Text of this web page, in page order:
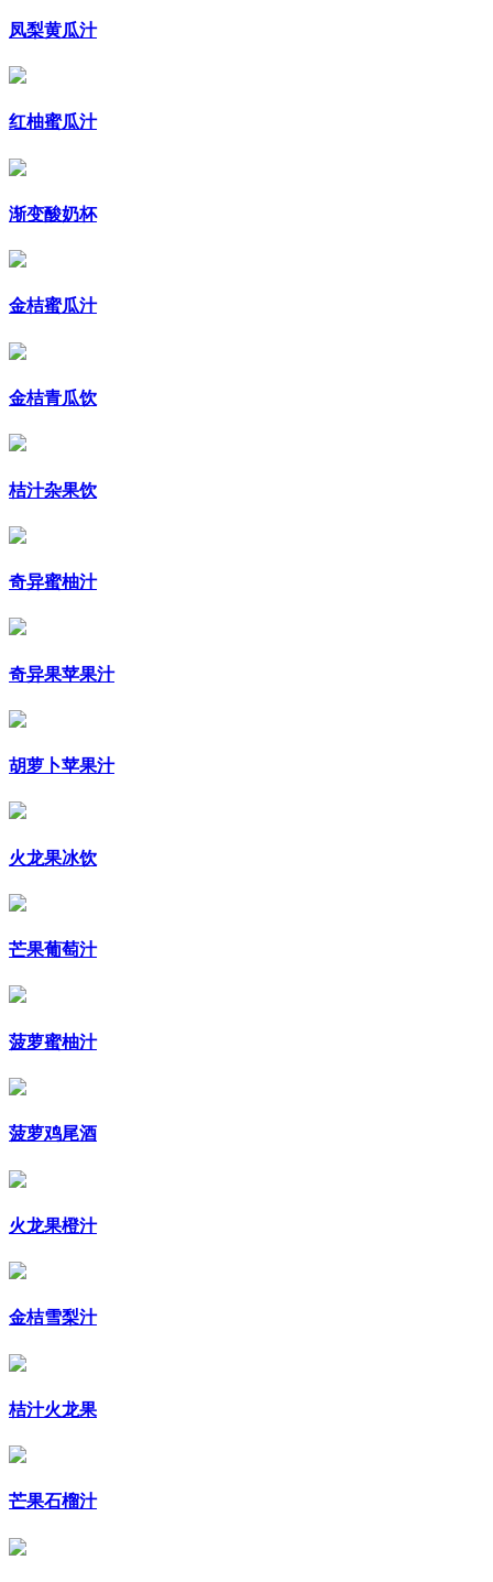
凤梨黄瓜汁
红柚蜜瓜汁
渐变酸奶杯
金桔蜜瓜汁
金桔青瓜饮
桔汁杂果饮
奇异蜜柚汁
奇异果苹果汁
胡萝卜苹果汁
火龙果冰饮
芒果葡萄汁
菠萝蜜柚汁
菠萝鸡尾酒
火龙果橙汁
金桔雪梨汁
桔汁火龙果
芒果石榴汁